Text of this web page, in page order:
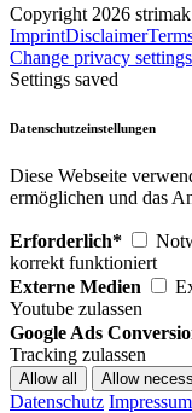
Copyright 2026
ImprintDisclaimer
Change privacy settings
Settings saved
Datenschutzeinstellungen
Diese Webseite
ermöglichen und das
Erforderlich*
korrekt funktioniert
Externe Medien
Youtube zulassen
Google Ads
Tracking zulassen
Datenschutz Impressum